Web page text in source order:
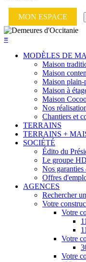
MON ESPACE
≡
MODÈLES DE
Maison
Maison
Maison plain-
Maison à
Maison
Nos
Chantiers et
TERRAINS
TERRAINS +
SOCIÉTÉ
Édito du
Le groupe
Nos
Offres
AGENCES
Rechercher
Votre
Votre
Votre
Votre